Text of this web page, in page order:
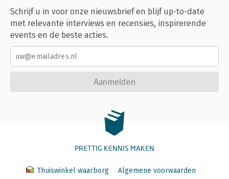
Schrijf u in voor onze nieuwsbrief en blijf up-to-date
met relevante interviews en recensies, inspirerende
events en de beste acties.
Aanmelden
PRETTIG KENNIS MAKEN
Thuiswinkel waarborg Algemene voorwaarden